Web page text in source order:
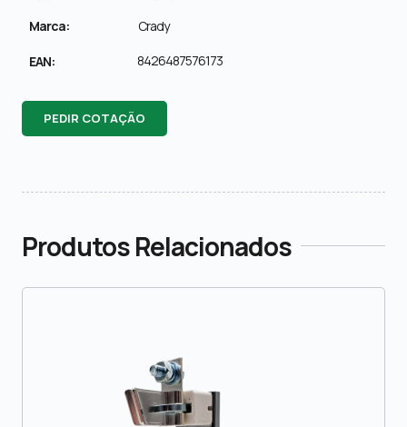
Marca: Crady
EAN: 8426487576173
PEDIR COTAÇÃO
Produtos Relacionados